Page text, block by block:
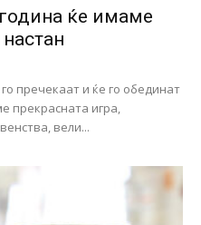
ќе имаме
пречекаат и ќе го обединат
прекрасната игра,
вели...